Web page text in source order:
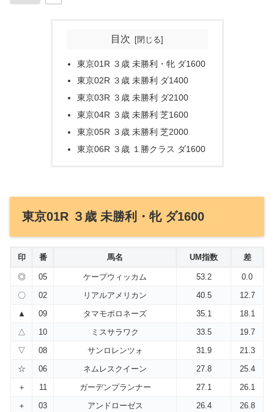
目次
東京01R ３歳 未勝利・牝 ダ1600
東京02R ３歳 未勝利 ダ1400
東京03R ３歳 未勝利 ダ2100
東京04R ３歳 未勝利 芝1600
東京05R ３歳 未勝利 芝2000
東京06R ３歳 １勝クラス ダ1600
東京01R ３歳 未勝利・牝 ダ1600
印 番 馬名 UM指数 差
◎ 05 ケープウィッカム 53.2
0.0
〇
02 リアルアメリカン 40.5
12.7
▲
09 タマモポロネーズ 35.1
18.1
△
10 ミスサラワク 33.5
19.7
▽
08 サンロレンツォ 31.9
21.3
☆
06 ネムレスクイーン 27.8
25.4
＋
11 ガーデンプランナー 27.1
26.1
＋
03 アンドローゼス 26.4
26.8